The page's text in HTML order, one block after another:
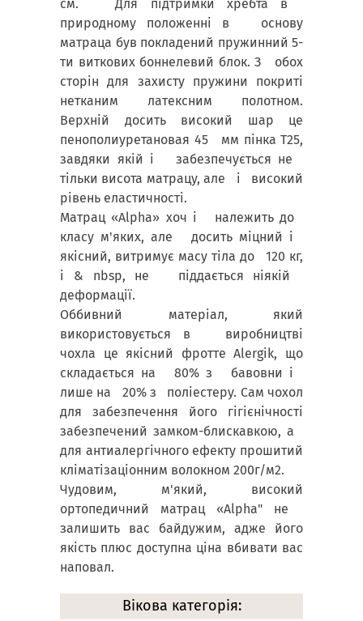
см. Для підтримки хребта в
природному положенні в основу
матраца був покладений пружинний 5-
ти виткових боннелевий блок. З обох
сторін для захисту пружини покриті
нетканим латексним полотном.
Верхній досить високий шар це
пенополиуретановая 45 мм пінка Т25,
завдяки якій і забезпечується не
тільки висота матрацу, але і високий
рівень еластичності.
Матрац «Alpha» хоч і належить до
класу м'яких, але досить міцний і
якісний, витримує масу тіла до 120 кг,
і & nbsp, не піддається ніякій
деформації.
Оббивний матеріал, який
використовується в виробництві
чохла це якісний фротте Alergik, що
складається на 80% з бавовни і
лише на 20% з поліестеру. Сам чохол
для забезпечення його гігієнічності
забезпечений замком-блискавкою, а
для антиалергічного ефекту прошитий
кліматізаціонним волокном 200г/м2.
Чудовим, м'який, високий
ортопедичний матрац «Alpha" не
залишить вас байдужим, адже його
якість плюс доступна ціна вбивати вас
наповал.
Вікова категорія: